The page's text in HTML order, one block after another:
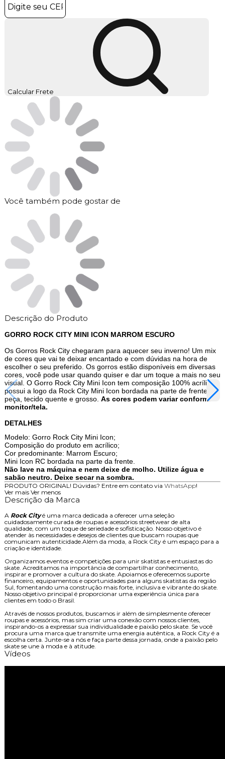
Calcular Frete
Você também pode gostar de
Descrição do Produto
GORRO ROCK CITY MINI ICON MARROM ESCURO
Os Gorros Rock City chegaram para aquecer seu inverno! Um mix
de cores que vai te deixar encantado e com dúvidas na hora de
escolher o seu preferido. Os gorros estão disponíveis em diversas
cores, você pode usar quando quiser e dar um toque a mais no seu
visual. O Gorro Rock City Mini Icon tem composição 100% acrílico,
possui a logo da Rock City Mini Icon bordada na parte de frente da
peça, tecido quente e grosso. As cores podem variar conforme
monitor/tela.
DETALHES
Modelo: Gorro Rock City Mini Icon;
Composição do produto em acrílico;
Cor predominante: Marrom Escuro;
Mini Icon RC bordada na parte da frente.
Não lave na máquina e nem deixe de molho. Utilize água e
sabão neutro. Deixe secar na sombra.
PRODUTO ORIGINAL! Dúvidas? Entre em contato via WhatsApp!
Ver mais Ver menos
Descrição da Marca
A Rock Cityé uma marca dedicada a oferecer uma seleção
cuidadosamente curada de roupas e acessórios streetwear de alta
qualidade, com um toque de seriedade e sofisticação. Nosso objetivo é
atender às necessidades e desejos de clientes que buscam roupas que
comunicam autenticidade.Além da moda, a Rock City é um espaço para a
criação e identidade.
Organizamos eventos e competições para unir skatistas e entusiastas do
skate. Acreditamos na importância de compartilhar conhecimento,
inspirar e promover a cultura do skate. Apoiamos e oferecemos suporte
financeiro, equipamentos e oportunidades para alguns skatistas da região
Sul, fomentando uma construção mais forte, inclusiva e vibrante do skate.
Nosso objetivo principal é proporcionar uma experiência única para
clientes em todo o Brasil.
Através de nossos produtos, buscamos ir além de simplesmente oferecer
roupas e acessórios, mas sim criar uma conexão com nossos clientes,
inspirando-os a expressar sua individualidade e paixão pelo skate. Se você
procura uma marca que transmite uma energia autêntica, a Rock City é a
escolha certa. Junte-se a nós e faça parte dessa jornada, onde a paixão pelo
skate se une à moda e à atitude.
Vídeos